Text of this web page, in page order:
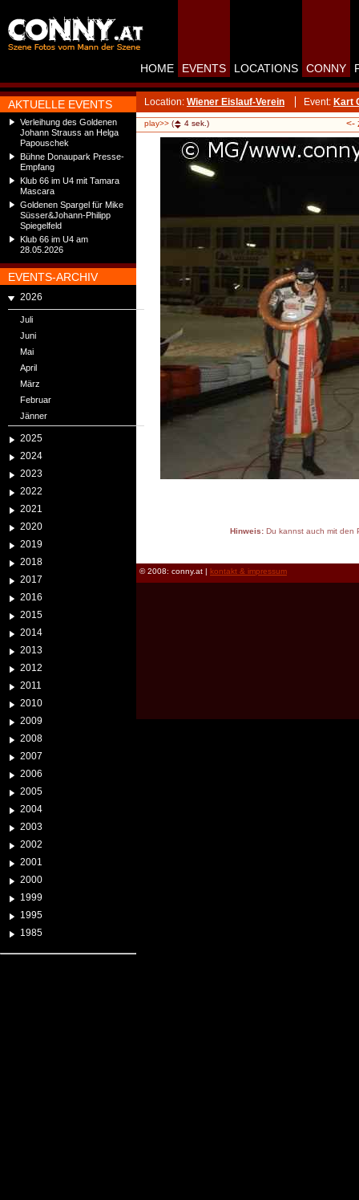
AKTUELLE EVENTS
Verleihung des Goldenen
Johann Strauss an Helga
Papouschek
Bühne Donaupark Presse-
Empfang
Klub 66 im U4 mit Tamara
Mascara
Goldenen Spargel für Mike
Süsser&Johann-Philipp
Spiegelfeld
Klub 66 im U4 am
28.05.2026
EVENTS-ARCHIV
2026
Juli
Juni
Mai
April
März
Februar
Jänner
2025
2024
2023
2022
2021
2020
2019
2018
2017
2016
2015
2014
2013
2012
2011
2010
2009
2008
2007
2006
2005
2004
2003
2002
2001
2000
1999
1995
1985
HOME EVENTS LOCATIONS CONNY
Location: Wiener Eislauf-Verein Event: Kart
play>> ( 4 sek.) <-
Hinweis:Du kannst auch mit den
© 2008: conny.at | kontakt & impressum